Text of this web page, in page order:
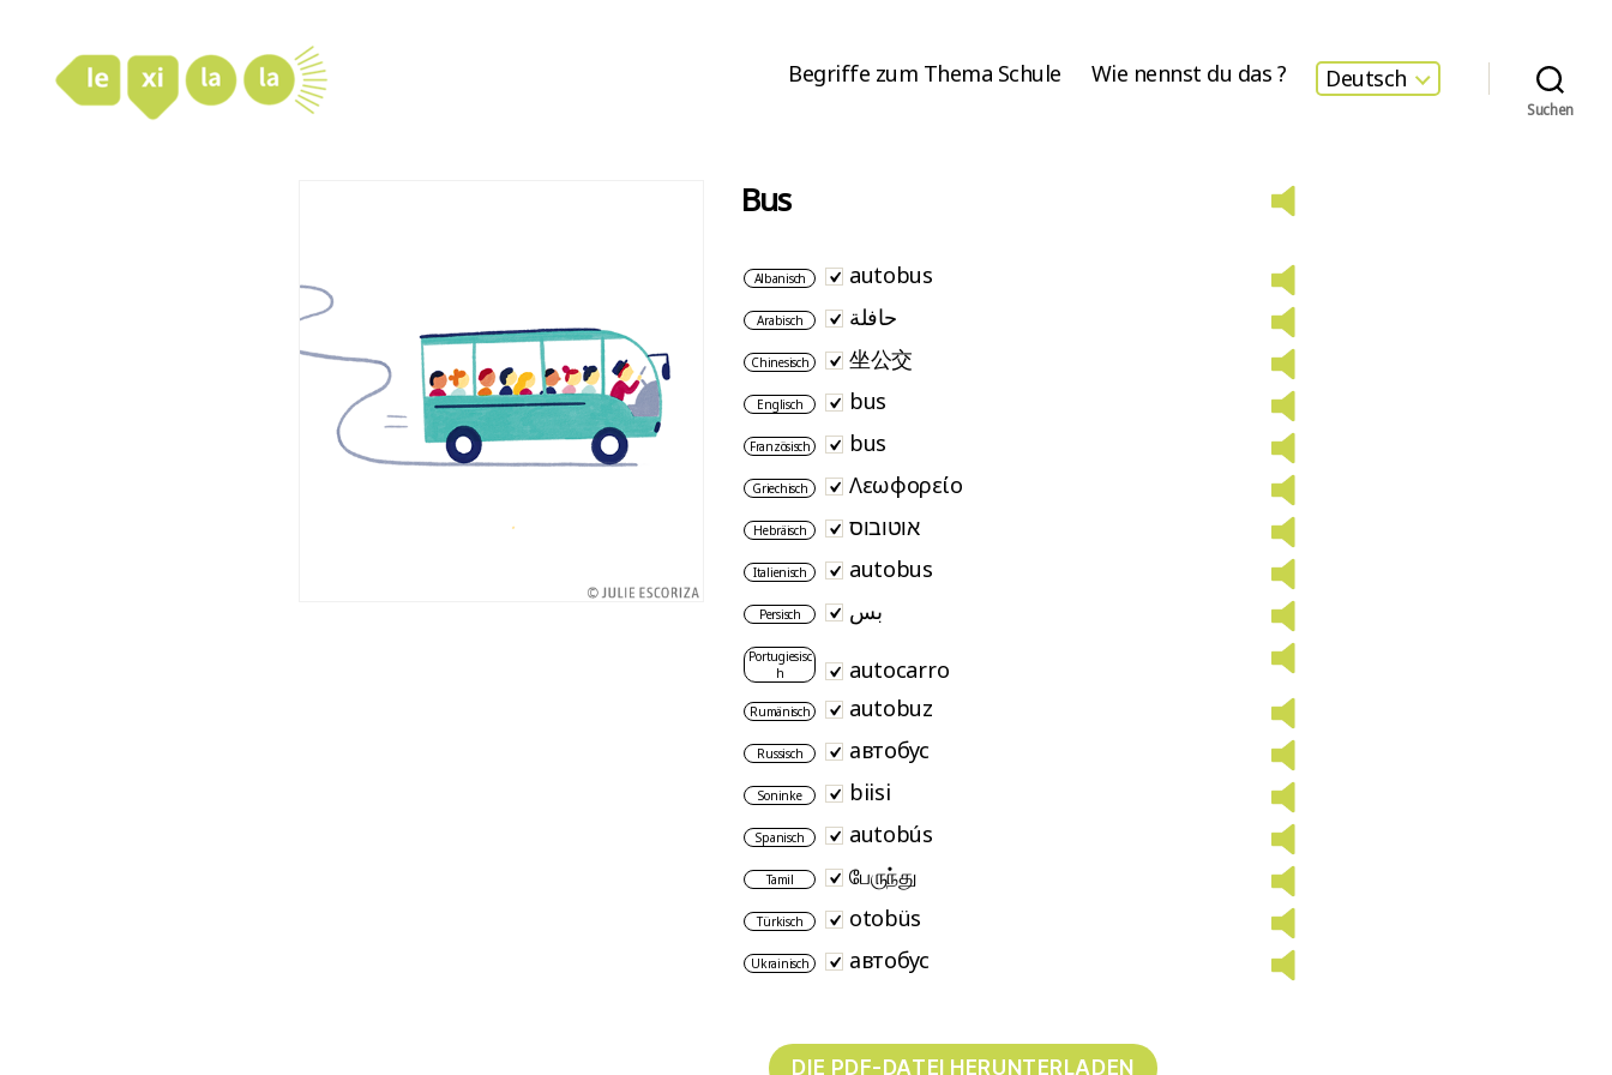
Begriffe zum Thema Schule Wie nennst du das ? Deutsch
Suchen
Bus
Albanisch autobus
Arabisch حافلة
Chinesisch 坐公交
Englisch bus
Französisch bus
Griechisch Λεωφορείο
Hebräisch אוטובוס
Italienisch autobus
Persisch بس
Portugiesisc
h
autocarro
Rumänisch autobuz
Russisch автобус
Soninke biisi
Spanisch autobús
Tamil பேருந்து
Türkisch otobüs
Ukrainisch автобус